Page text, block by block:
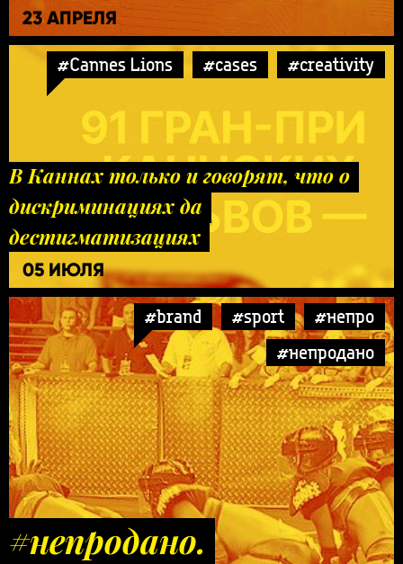
23 АПРЕЛЯ
#Cannes Lions #cases #creativity
В Каннах только и говорят, что о
дискриминациях да
дестигматизациях
05 ИЮЛЯ
#brand #sport
#непро
#непродано
#непродано.